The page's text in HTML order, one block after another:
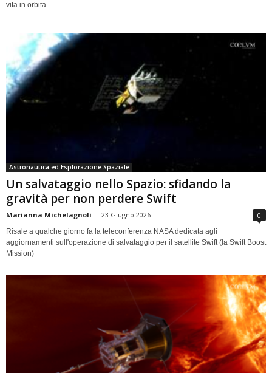
vita in orbita
Astronautica ed Esplorazione Spaziale
Un salvataggio nello Spazio: sfidando la
gravità per non perdere Swift
Marianna Michelagnoli - 23 Giugno 2026 0
Risale a qualche giorno fa la teleconferenza NASA dedicata agli
aggiornamenti sull'operazione di salvataggio per il satellite Swift (la Swift Boost
Mission)